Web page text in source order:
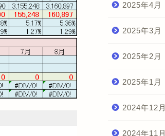
2025年4月
2025年3月
2025年2月
2025年1月
2024年12月
2024年11月